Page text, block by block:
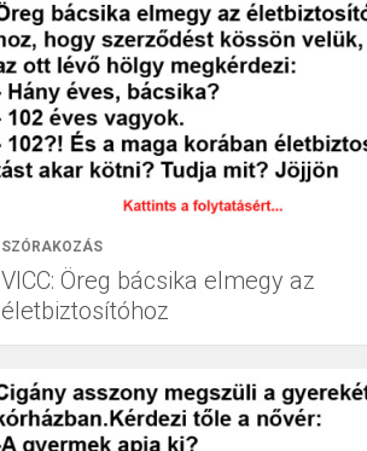
SZÓRAKOZÁS
VICC: Öreg bácsika elmegy az
életbiztosítóhoz